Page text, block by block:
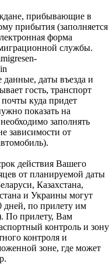
прибывающие в
прибытия (заполняется
форма
службы.
данные, даты въезда и
гость, транспорт
куда придет
показать на
заполнять
зависимости от
действия Вашего
от планируемой даты
Казахстана,
и Украины могут
дней, по прилету им
По прилету, Вам
контроль и зону
контроля и
зоне, где может